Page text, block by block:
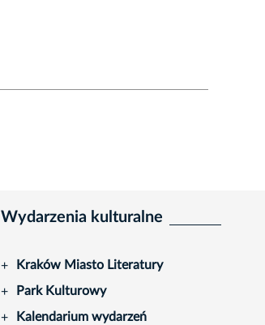
Wydarzenia kulturalne
+ Kraków Miasto Literatury
+ Park Kulturowy
+ Kalendarium wydarzeń